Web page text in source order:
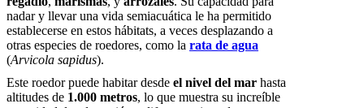
nadar y llevar una vida semiacuática le ha permitido
establecerse en estos hábitats, a veces desplazando a
otras especies de roedores, como la rata de agua
(Arvicola sapidus).
Este roedor puede habitar desde el nivel del mar hasta
altitudes de 1.000 metros, lo que muestra su increíble